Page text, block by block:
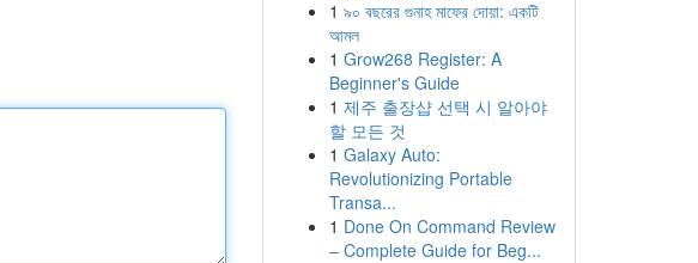
1 ৯০ বছরের গুনাহ মাফের দোয়া: একটি
আমল
1 Grow268 Register: A
Beginner's Guide
1 제주 출장샵 선택 시 알아야
할 모든 것
1 Galaxy Auto:
Revolutionizing Portable
Transa...
1 Done On Command Review
– Complete Guide for Beg...